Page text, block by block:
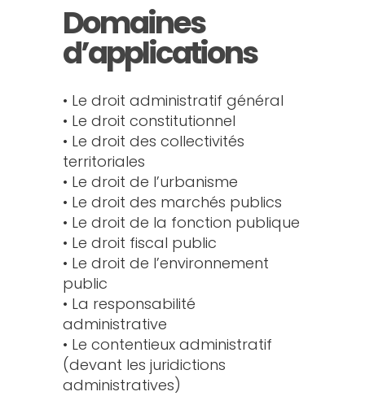
Domaines
d’applications
• Le droit administratif général
• Le droit constitutionnel
• Le droit des collectivités
territoriales
• Le droit de l’urbanisme
• Le droit des marchés publics
• Le droit de la fonction publique
• Le droit fiscal public
• Le droit de l’environnement
public
• La responsabilité
administrative
• Le contentieux administratif
(devant les juridictions
administratives)